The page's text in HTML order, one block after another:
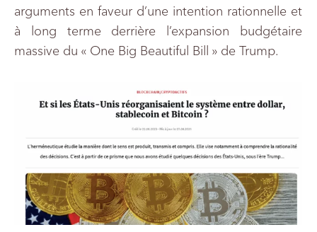
arguments en faveur d’une intention rationnelle et
à long terme derrière l’expansion budgétaire
massive du « One Big Beautiful Bill » de Trump.